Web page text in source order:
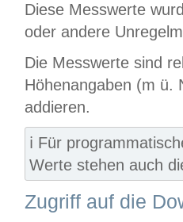
Diese Messwerte
oder andere
Die Messwerte sind
Höhenangaben (m ü.
addieren.
ℹ️ Für
Werte stehen auch
Zugriff auf die